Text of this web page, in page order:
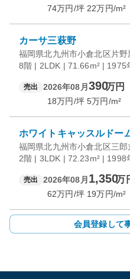
74万円/坪 22万円/m²
カーサ三萩野
福岡県北九州市小倉北区片野
8階 | 2LDK | 71.66m² | 1975
売出 2026年08月 390万円
18万円/坪 5万円/m²
ホワイトキャッスルドー
福岡県北九州市小倉北区三郎
2階 | 3LDK | 72.23m² | 1998
売出 2026年08月 1,350万
62万円/坪 19万円/m²
会員登録して